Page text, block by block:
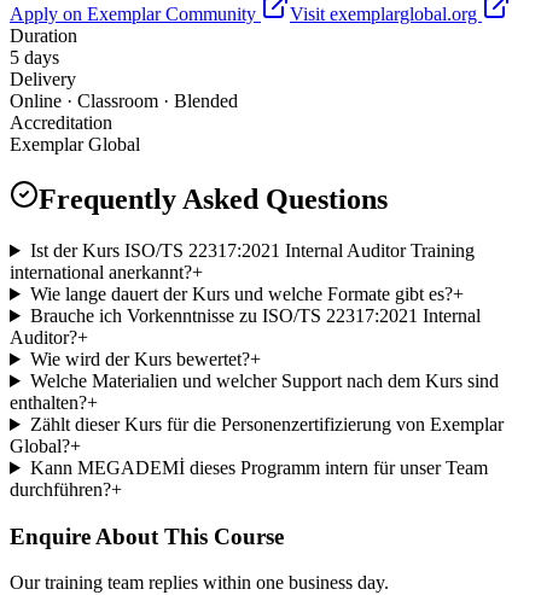
Apply on Exemplar Community
Visit exemplarglobal.org
Duration
5 days
Delivery
Online · Classroom · Blended
Accreditation
Exemplar Global
Frequently Asked Questions
Ist der Kurs ISO/TS 22317:2021 Internal Auditor Training
international anerkannt?+
Wie lange dauert der Kurs und welche Formate gibt es?+
Brauche ich Vorkenntnisse zu ISO/TS 22317:2021 Internal
Auditor?+
Wie wird der Kurs bewertet?+
Welche Materialien und welcher Support nach dem Kurs sind
enthalten?+
Zählt dieser Kurs für die Personenzertifizierung von Exemplar
Global?+
Kann MEGADEMİ dieses Programm intern für unser Team
durchführen?+
Enquire About This Course
Our training team replies within one business day.